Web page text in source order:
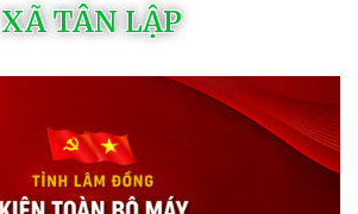
XÃ TÂN LẬP